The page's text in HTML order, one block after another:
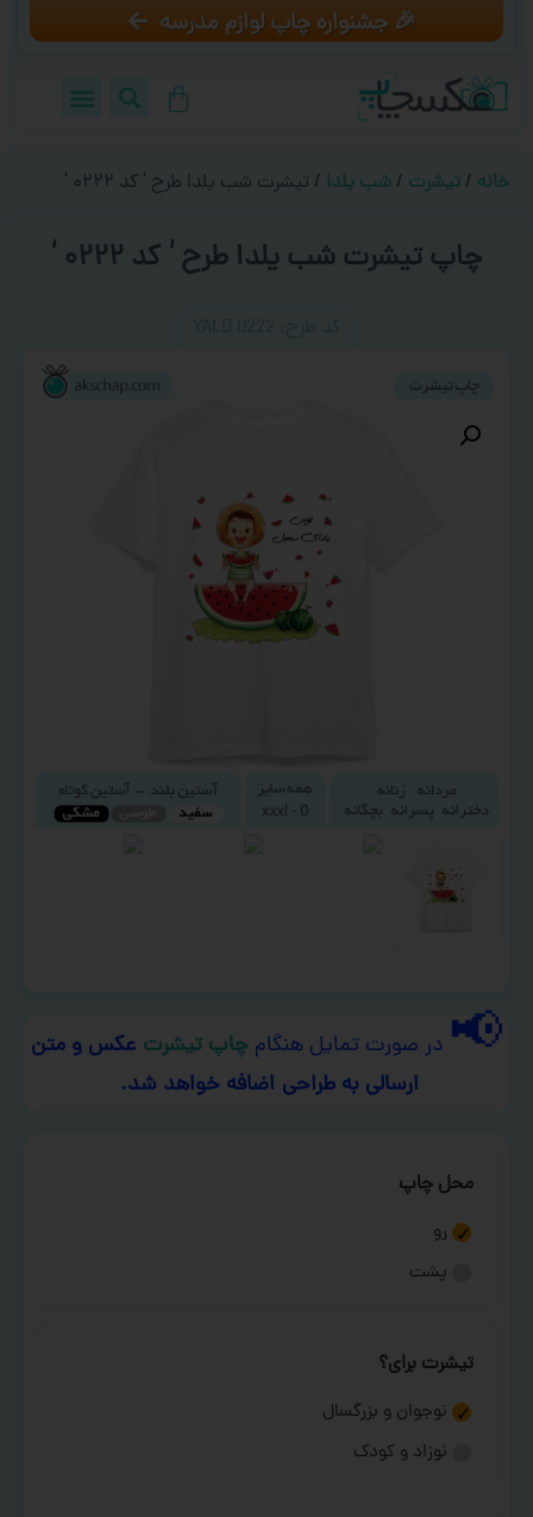
🎉 جشنواره چاپ لوازم مدرسه
خانه / تیشرت / شب یلدا / تیشرت شب یلدا طرح ‘ کد ۰۲۲۲ ‘
چاپ تیشرت شب یلدا طرح ‘ کد ۰۲۲۲ ‘
📢 در صورت تمایل هنگام چاپ تیشرت عکس و متن
ارسالی به طراحی اضافه خواهد شد.
محل چاپ
رو
پشت
تیشرت برای؟
نوجوان و بزرگسال
نوزاد و کودک